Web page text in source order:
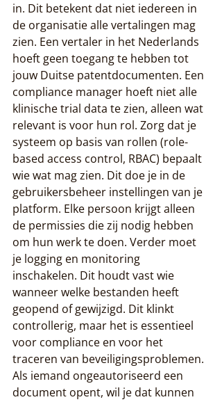
in. Dit betekent dat niet iedereen in
de organisatie alle vertalingen mag
zien. Een vertaler in het Nederlands
hoeft geen toegang te hebben tot
jouw Duitse patentdocumenten. Een
compliance manager hoeft niet alle
klinische trial data te zien, alleen wat
relevant is voor hun rol. Zorg dat je
systeem op basis van rollen (role-
based access control, RBAC) bepaalt
wie wat mag zien. Dit doe je in de
gebruikersbeheer instellingen van je
platform. Elke persoon krijgt alleen
de permissies die zij nodig hebben
om hun werk te doen. Verder moet
je logging en monitoring
inschakelen. Dit houdt vast wie
wanneer welke bestanden heeft
geopend of gewijzigd. Dit klinkt
controllerig, maar het is essentieel
voor compliance en voor het
traceren van beveiligingsproblemen.
Als iemand ongeautoriseerd een
document opent, wil je dat kunnen